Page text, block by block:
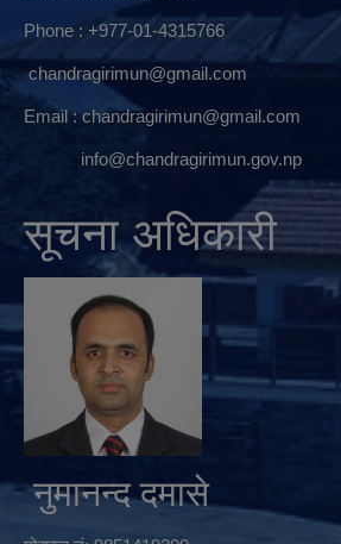
Phone : +977-01-4315766
chandragirimun@gmail.com
Email :chandragirimun@gmail.com
info@chandragirimun.gov.np
सूचना अधिकारी
नुमानन्द दमासे